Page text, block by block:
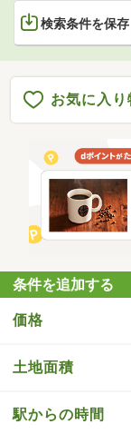
検索条件を保存
お気に入
条件を追加する
価格
土地面積
駅からの時間